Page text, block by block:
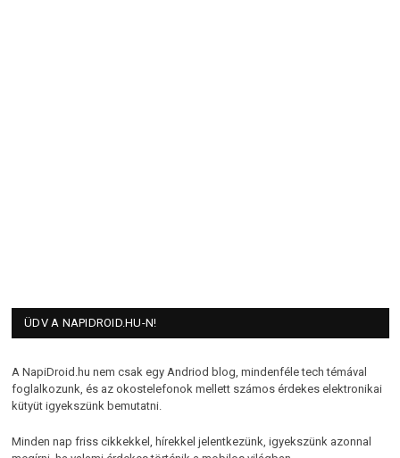
ÜDV A NAPIDROID.HU-N!
A NapiDroid.hu nem csak egy Andriod blog, mindenféle tech témával
foglalkozunk, és az okostelefonok mellett számos érdekes elektronikai
kütyüt igyekszünk bemutatni.
Minden nap friss cikkekkel, hírekkel jelentkezünk, igyekszünk azonnal